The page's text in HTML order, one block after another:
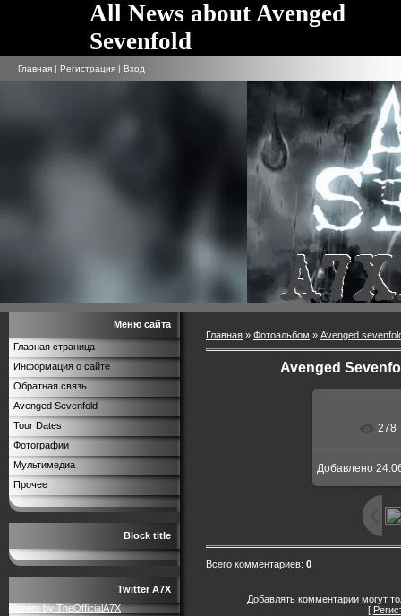
All News about Avenged
Sevenfold
Главная | Регистрация | Вход
Меню сайта
Главная страница
Информация о сайте
Обратная связь
Avenged Sevenfold
Tour Dates
Фотографии
Мультимедиа
Прочее
Block title
Twitter A7X
Tweets by TheOfficialA7X
Главная » Фотоальбом » Avenged
Avenged
278
Добавлено
Всего комментариев: 0
Добавлять комментарии могут
[